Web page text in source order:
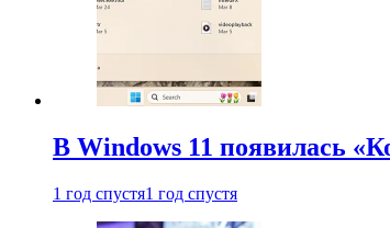
В Windows 11 появилась
1 год спустя1 год спустя